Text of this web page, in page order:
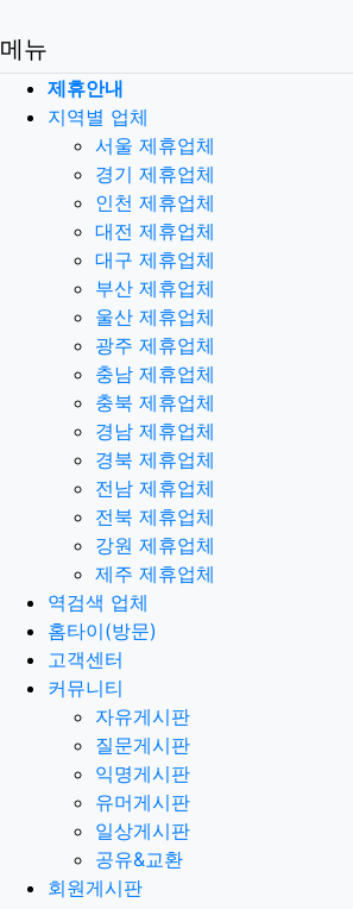
메뉴
제휴안내
지역별 업체
서울 제휴업체
경기 제휴업체
인천 제휴업체
대전 제휴업체
대구 제휴업체
부산 제휴업체
울산 제휴업체
광주 제휴업체
충남 제휴업체
충북 제휴업체
경남 제휴업체
경북 제휴업체
전남 제휴업체
전북 제휴업체
강원 제휴업체
제주 제휴업체
역검색 업체
홈타이(방문)
고객센터
커뮤니티
자유게시판
질문게시판
익명게시판
유머게시판
일상게시판
공유&교환
회원게시판